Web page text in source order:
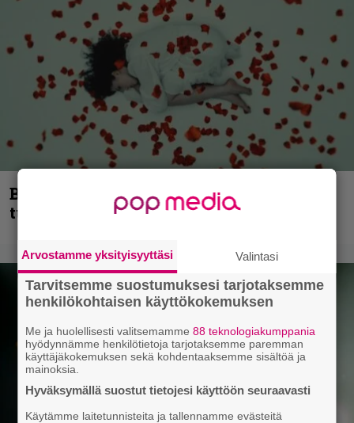
Blind Channel palaa rytinällä –
tuplasingle videoineen julki
Arvostamme yksityisyyttäsi Valintasi
Tarvitsemme suostumuksesi tarjotaksemme
henkilökohtaisen käyttökokemuksen
Me ja huolellisesti valitsemamme88 teknologiakumppania
hyödynnämme henkilötietoja tarjotaksemme paremman
käyttäjäkokemuksen sekä kohdentaaksemme sisältöä ja
mainoksia.
Hyväksymällä suostut tietojesi käyttöön seuraavasti
Käytämme laitetunnisteita ja tallennamme evästeitä